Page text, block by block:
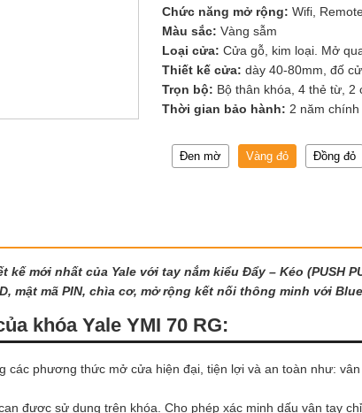
Chức năng mở rộng: Wifi,
Màu sắc: Vàng sẫm
Loại cửa: Cửa gỗ, kim loại. Mở
Thiết kế cửa: dày 40-80mm, đố
Trọn bộ: Bộ thân khóa, 4 thẻ từ, 2
Thời gian bảo hành: 2 năm chính
Đen mờ Vàng đỏ Đồng đỏ
kế mới nhất của Yale với tay nắm kiểu Đẩy – Kéo
mật mã PIN, chìa cơ, mở rộng kết nối thông minh với
khóa Yale YMI 70 RG:
các phương thức mở cửa hiện đại, tiện lợi và an toàn như:
được sử dụng trên khóa. Cho phép xác minh dấu vân tay